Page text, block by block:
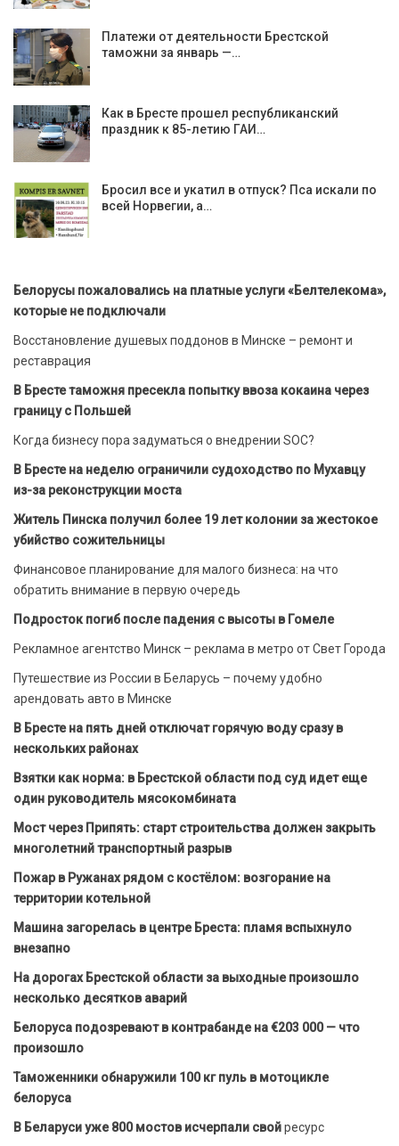
Платежи от деятельности Брестской
таможни за январь —…
Как в Бресте прошел республиканский
праздник к 85-летию ГАИ…
Бросил все и укатил в отпуск? Пса искали по
всей Норвегии, а…
Белорусы пожаловались на платные услуги «Белтелекома»,
которые не подключали
Восстановление душевых поддонов в Минске – ремонт и
реставрация
В Бресте таможня пресекла попытку ввоза кокаина через
границу с Польшей
Когда бизнесу пора задуматься о внедрении SOC?
В Бресте на неделю ограничили судоходство по Мухавцу
из-за реконструкции моста
Житель Пинска получил более 19 лет колонии за жестокое
убийство сожительницы
Финансовое планирование для малого бизнеса: на что
обратить внимание в первую очередь
Подросток погиб после падения с высоты в Гомеле
Рекламное агентство Минск – реклама в метро от Свет Города
Путешествие из России в Беларусь – почему удобно
арендовать авто в Минске
В Бресте на пять дней отключат горячую воду сразу в
нескольких районах
Взятки как норма: в Брестской области под суд идет еще
один руководитель мясокомбината
Мост через Припять: старт строительства должен закрыть
многолетний транспортный разрыв
Пожар в Ружанах рядом с костёлом: возгорание на
территории котельной
Машина загорелась в центре Бреста: пламя вспыхнуло
внезапно
На дорогах Брестской области за выходные произошло
несколько десятков аварий
Белоруса подозревают в контрабанде на €203 000 — что
произошло
Таможенники обнаружили 100 кг пуль в мотоцикле
белоруса
В Беларуси уже 800 мостов исчерпали свойресурс